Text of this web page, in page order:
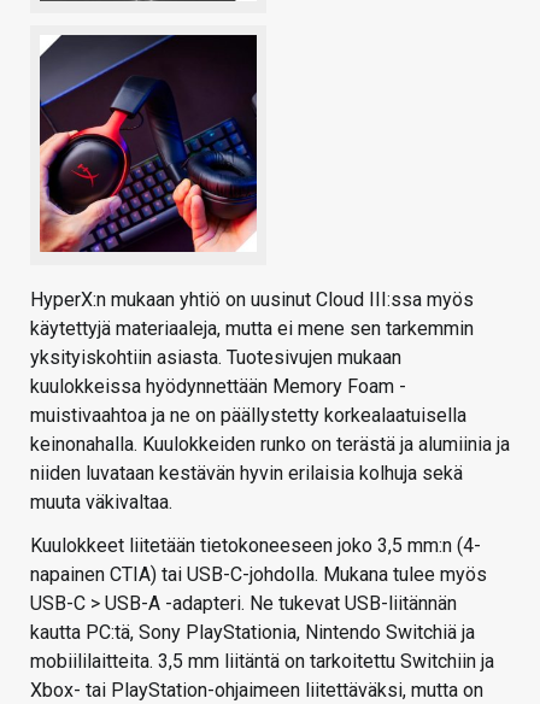
HyperX:n mukaan yhtiö on uusinut Cloud III:ssa myös
käytettyjä materiaaleja, mutta ei mene sen tarkemmin
yksityiskohtiin asiasta. Tuotesivujen mukaan
kuulokkeissa hyödynnettään Memory Foam -
muistivaahtoa ja ne on päällystetty korkealaatuisella
keinonahalla. Kuulokkeiden runko on terästä ja alumiinia ja
niiden luvataan kestävän hyvin erilaisia kolhuja sekä
muuta väkivaltaa.
Kuulokkeet liitetään tietokoneeseen joko 3,5 mm:n (4-
napainen CTIA) tai USB-C-johdolla. Mukana tulee myös
USB-C > USB-A -adapteri. Ne tukevat USB-liitännän
kautta PC:tä, Sony PlayStationia, Nintendo Switchiä ja
mobiililaitteita. 3,5 mm liitäntä on tarkoitettu Switchiin ja
Xbox- tai PlayStation-ohjaimeen liitettäväksi, mutta on